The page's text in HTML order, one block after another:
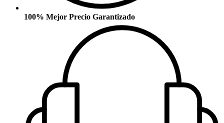
100% Mejor Precio Garantizado